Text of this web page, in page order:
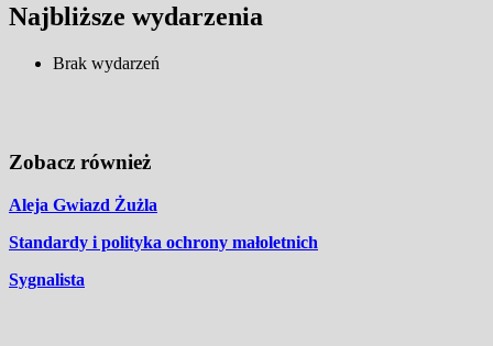
Najbliższe wydarzenia
Brak wydarzeń
Zobacz również
Aleja Gwiazd Żużla
Standardy i polityka ochrony małoletnich
Sygnalista